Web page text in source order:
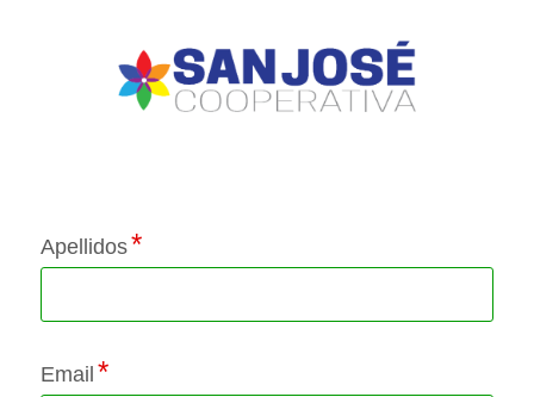
Application Status
Apellidos
Email